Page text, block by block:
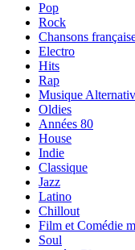
Pop
Rock
Chansons
Electro
Hits
Rap
Musique
Oldies
Années 80
House
Indie
Classique
Jazz
Latino
Chillout
Film et Comédie
Soul